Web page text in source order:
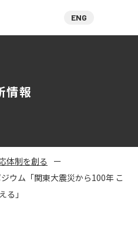
ENG
情報
体制を創る
ウム「関東大震災から100年 こ
る」